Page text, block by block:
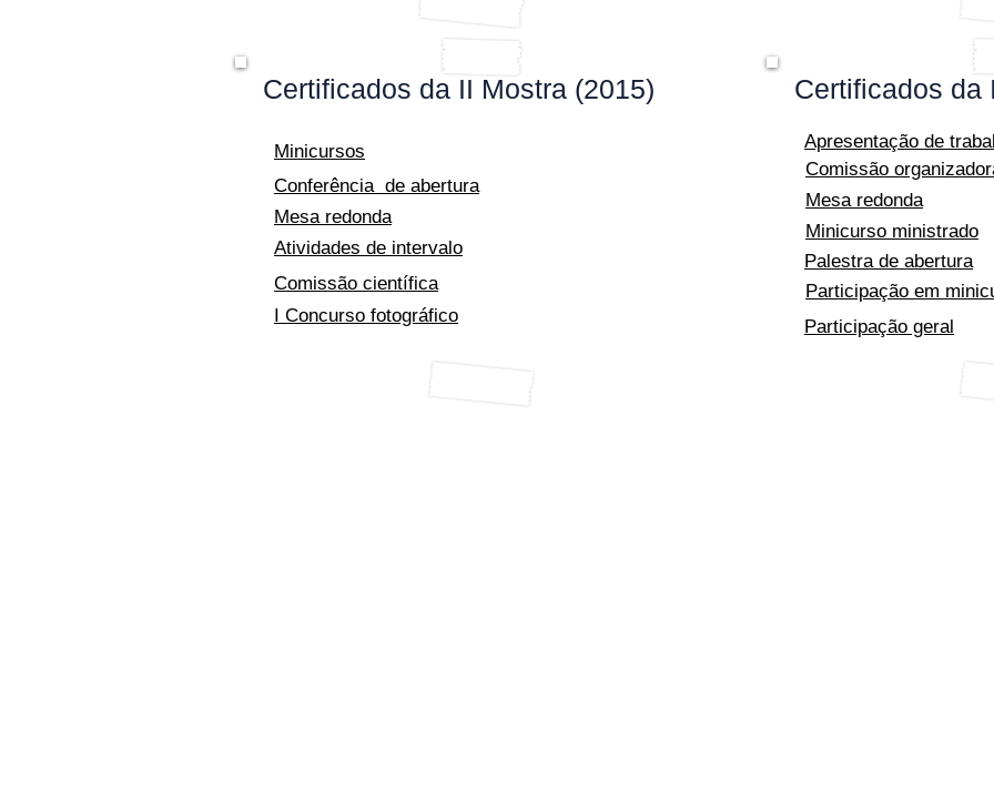
Certificados da II Mostra (2015)
Minicursos
Conferência de abertura
Mesa redonda
Atividades de intervalo
Comissão científica
I Concurso fotográfico
Certificados da
Apresentação de
Comissão
Mesa redonda
Minicurso ministrado
Palestra de abertura
Participação em
Participação geral